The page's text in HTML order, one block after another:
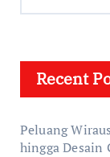
Recent
Peluang
hingga Desain